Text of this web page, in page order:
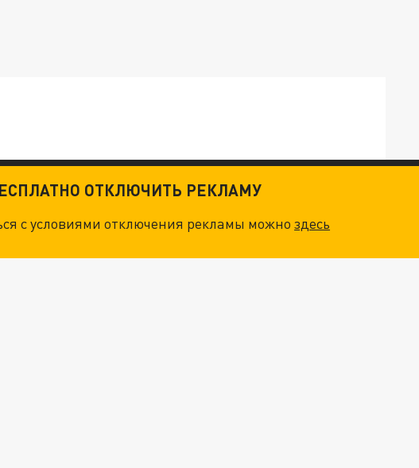
ПЕРЧАТКИ": КАК УНИЧТОЖИТЬ STARLINK
ВСУ. НО БЕДЫ ДЛЯ МАЛЫШЕЙ НЕ ЗАКОНЧИЛИСЬ
ОТКЛЮЧИТЬ РЕКЛАМУ
с условиями отключения рекламы можноздесь